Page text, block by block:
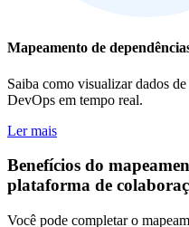
Mapeamento de
Saiba como visualizar dados
DevOps em tempo real.
Ler mais
Benefícios do
plataforma de
Você pode completar o